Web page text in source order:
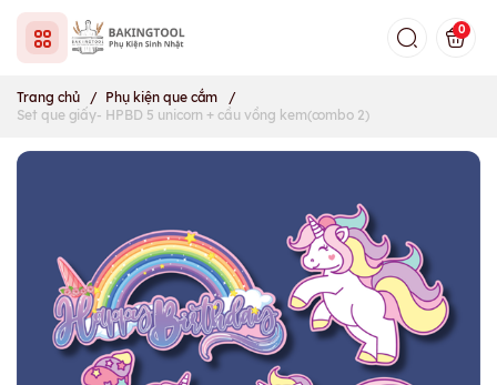
0
Trang chủ / Phụ kiện que cắm
/
Set que giấy- HPBD 5 unicorn + cầu vồng kem(combo 2)